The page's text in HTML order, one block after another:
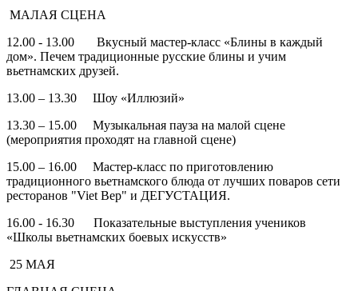
МАЛАЯ СЦЕНА
12.00 - 13.00 Вкусный мастер-класс «Блины в каждый
дом». Печем традиционные русские блины и учим
вьетнамских друзей.
13.00 – 13.30 Шоу «Иллюзий»
13.30 – 15.00 Музыкальная пауза на малой сцене
(мероприятия проходят на главной сцене)
15.00 – 16.00 Мастер-класс по приготовлению
традиционного вьетнамского блюда от лучших поваров сети
ресторанов "Viet Bep" и ДЕГУСТАЦИЯ.
16.00 - 16.30 Показательные выступления учеников
«Школы вьетнамских боевых искусств»
25 МАЯ